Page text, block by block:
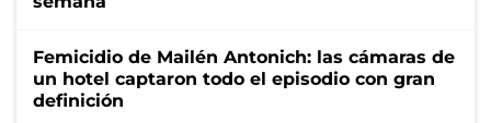
Femicidio de Mailén Antonich: las cámaras de
un hotel captaron todo el episodio con gran
definición